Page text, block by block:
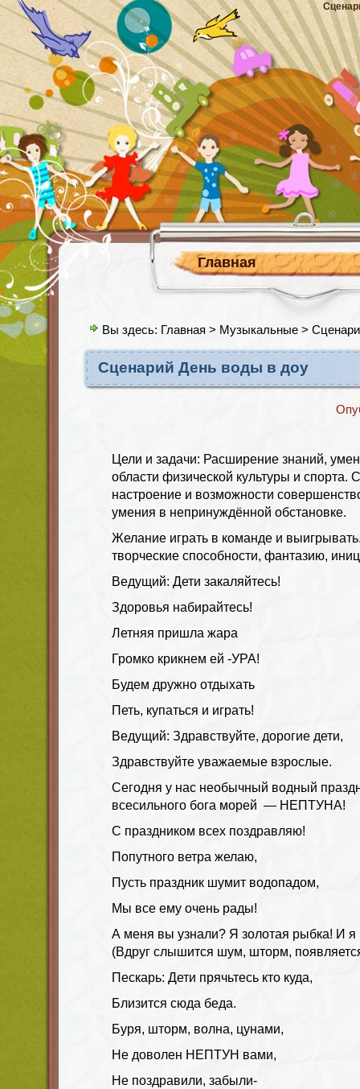
Главная
Вы здесь: Главная > Музыкальные >
Сценарий День воды в доу
Цели и задачи: Расширение знаний,
области физической культуры и спорта.
настроение и возможности
умения в непринуждённой обстановке.
Желание играть в команде и
творческие способности, фантазию,
Ведущий: Дети закаляйтесь!
Здоровья набирайтесь!
Летняя пришла жара
Громко крикнем ей -УРА!
Будем дружно отдыхать
Петь, купаться и играть!
Ведущий: Здравствуйте, дорогие дети,
Здравствуйте уважаемые взрослые.
Сегодня у нас необычный водный
всесильного бога морей — НЕПТУНА!
С праздником всех поздравляю!
Попутного ветра желаю,
Пусть праздник шумит водопадом,
Мы все ему очень рады!
А меня вы узнали? Я золотая рыбка! И я
(Вдруг слышится шум, шторм,
Пескарь: Дети прячьтесь кто куда,
Близится сюда беда.
Буря, шторм, волна, цунами,
Не доволен НЕПТУН вами,
Не поздравили, забыли-